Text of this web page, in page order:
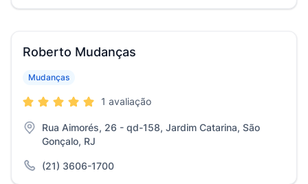
Roberto Mudanças
Mudanças
1 avaliação
Rua Aimorés, 26 - qd-158, Jardim Catarina, São
Gonçalo, RJ
(21) 3606-1700